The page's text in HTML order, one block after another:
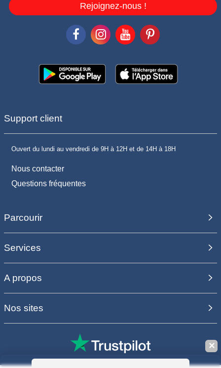
Rejoignez-nous !
Support client
Ouvert du lundi au vendredi de 9H à 12H et de 14H à 18H
Nous contacter
Questions fréquentes
Parcourir
Services
A propos
Nos sites
✕